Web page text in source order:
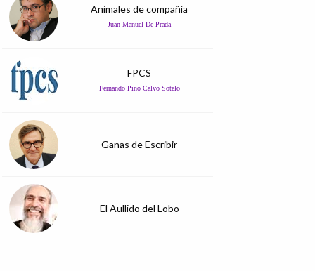
Animales de compañía
Juan Manuel De Prada
FPCS
Fernando Pino Calvo Sotelo
Ganas de Escribir
El Aullido del Lobo